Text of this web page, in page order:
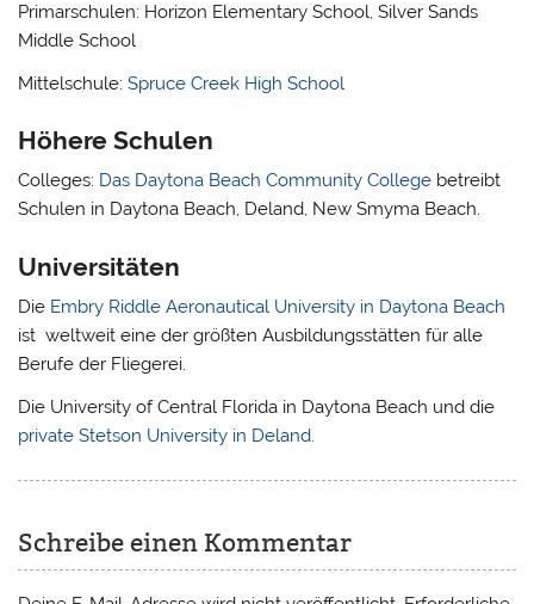
Primarschulen: Horizon Elementary School, Silver Sands
Middle School
Mittelschule:Spruce Creek High School
Höhere Schulen
Colleges: Das Daytona Beach Community College betreibt
Schulen in Daytona Beach, Deland, New Smyma Beach.
Universitäten
Die Embry Riddle Aeronautical University in Daytona Beach
ist weltweit eine der größten Ausbildungsstätten für alle
Berufe der Fliegerei.
Die University of Central Florida in Daytona Beach und die
private Stetson University in Deland.
Schreibe einen Kommentar